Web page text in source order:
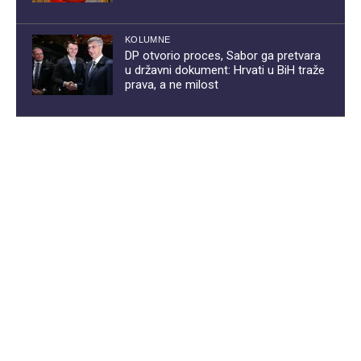
KOLUMNE
DP otvorio proces, Sabor ga pretvara
u državni dokument: Hrvati u BiH traže
prava, a ne milost